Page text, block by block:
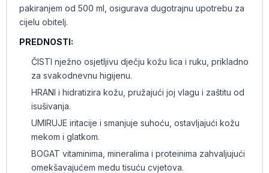
pakiranjem od 500 ml, osigurava dugotrajnu upotrebu za
cijelu obitelj.
PREDNOSTI:
ČISTI nježno osjetljivu dječju kožu lica i ruku, prikladno
za svakodnevnu higijenu.
HRANI i hidratizira kožu, pružajući joj vlagu i zaštitu od
isušivanja.
UMIRUJE iritacije i smanjuje suhoću, ostavljajući kožu
mekom i glatkom.
BOGAT vitaminima, mineralima i proteinima zahvaljujući
omekšavajućem medu tisuću cvjetova.